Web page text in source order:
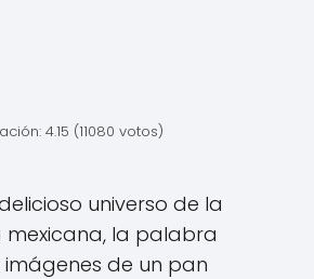
4.15 (11080 votos)
universo de la
la palabra
de un pan